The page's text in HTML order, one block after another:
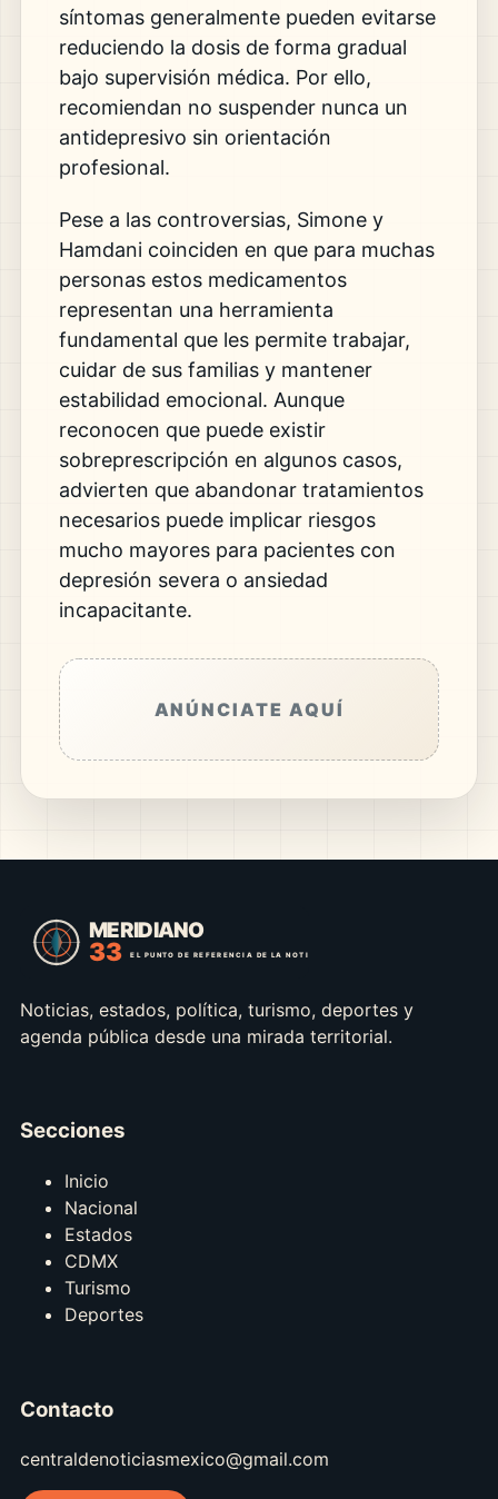
síntomas generalmente pueden evitarse
reduciendo la dosis de forma gradual
bajo supervisión médica. Por ello,
recomiendan no suspender nunca un
antidepresivo sin orientación
profesional.
Pese a las controversias, Simone y
Hamdani coinciden en que para muchas
personas estos medicamentos
representan una herramienta
fundamental que les permite trabajar,
cuidar de sus familias y mantener
estabilidad emocional. Aunque
reconocen que puede existir
sobreprescripción en algunos casos,
advierten que abandonar tratamientos
necesarios puede implicar riesgos
mucho mayores para pacientes con
depresión severa o ansiedad
incapacitante.
ANÚNCIATE AQUÍ
Noticias, estados, política, turismo, deportes y
agenda pública desde una mirada territorial.
Secciones
Inicio
Nacional
Estados
CDMX
Turismo
Deportes
Contacto
centraldenoticiasmexico@gmail.com